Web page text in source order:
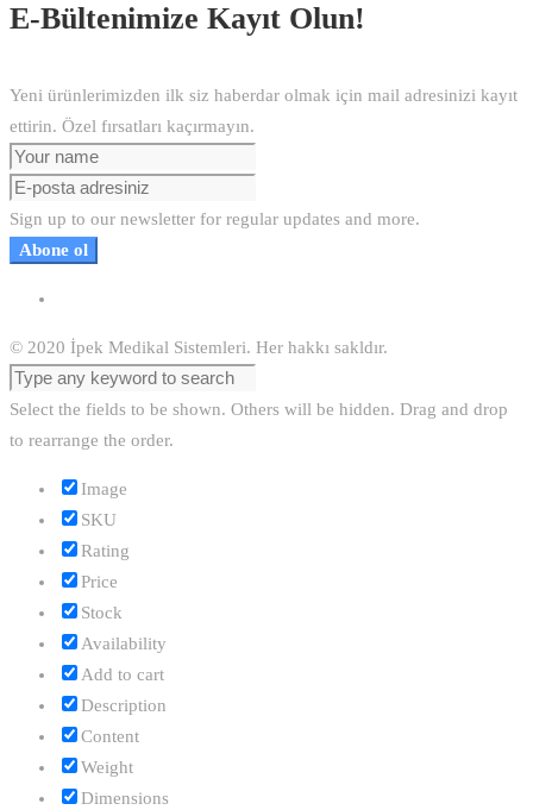
E-Bültenimize Kayıt Olun!
Yeni ürünlerimizden ilk siz haberdar olmak için mail adresinizi kayıt
ettirin. Özel fırsatları kaçırmayın.
Sign up to our newsletter for regular updates and more.
Abone ol
© 2020 İpek Medikal Sistemleri. Her hakkı sakldır.
Select the fields to be shown. Others will be hidden. Drag and drop
to rearrange the order.
Image
SKU
Rating
Price
Stock
Availability
Add to cart
Description
Content
Weight
Dimensions